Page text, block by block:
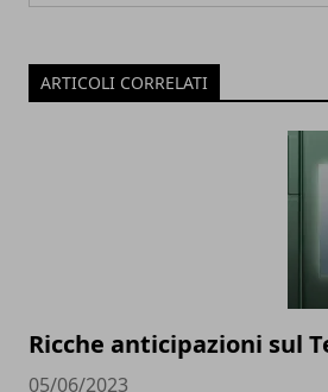
ARTICOLI CORRELATI
Ricche anticipazioni sul
05/06/2023